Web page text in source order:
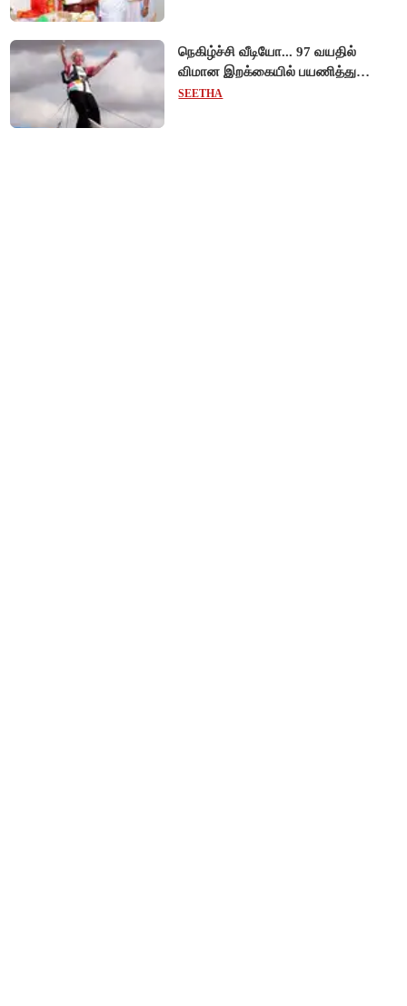
நெகிழ்ச்சி வீடியோ... 97 வயதில்
விமான இறக்கையில் பயணித்து
கின்னஸ் சாதனை படைத்த பிரிட்டன்
SEETHA